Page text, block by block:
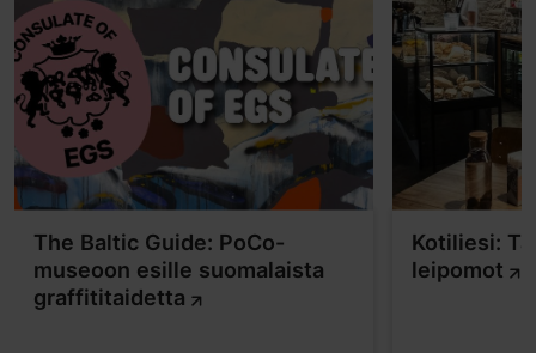
The Baltic Guide: PoCo-
museoon esille suomalaista
graffititaidetta
Kotiliesi:
leipomot